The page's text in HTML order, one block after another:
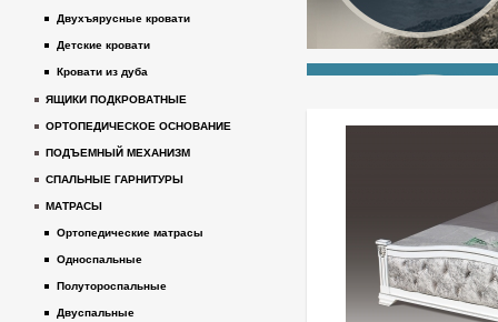
Двухъярусные кровати
Детские кровати
Кровати из дуба
ЯЩИКИ ПОДКРОВАТНЫЕ
ОРТОПЕДИЧЕСКОЕ ОСНОВАНИЕ
ПОДЪЕМНЫЙ МЕХАНИЗМ
СПАЛЬНЫЕ ГАРНИТУРЫ
МАТРАСЫ
Ортопедические матрасы
Односпальные
Полутороспальные
Двуспальные